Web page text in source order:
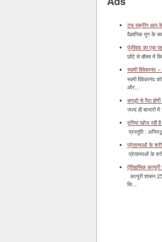
टच स्क्रीन आप के
वैज्ञानिक युग के
पूंजीवाद का एक
छोटे से बॉक्‍स में
स्वामी विवेकानंद
स्वमी विवेकानंद
और...
कपड़ो से पैदा होगी
जल्द ही बाजारों
दुनिया खोज रही
प्रस्तुति :
प्रेतात्माओं के
प्रेतात्माओं के
ऐतिहासिक
कत्यूरी शासन
कि...